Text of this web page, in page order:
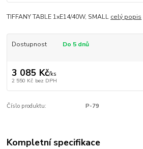
TIFFANY TABLE 1xE14/40W, SMALL celý popis
Dostupnost Do 5 dnů
3 085 Kč/ks
2 550 Kč bez DPH
Číslo produktu: P-79
Kompletní specifikace